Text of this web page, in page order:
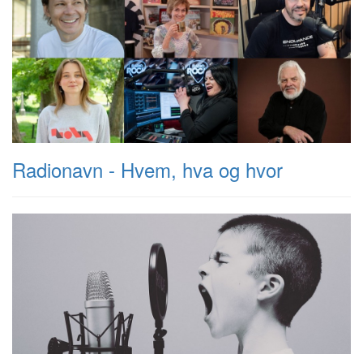
Radionavn - Hvem, hva og hvor